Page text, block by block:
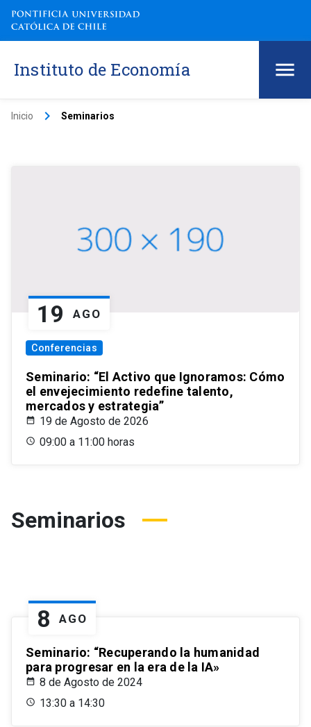
Instituto de Economía
Inicio keyboard_arrow_right Seminarios
19 AGO
Conferencias
Seminario: “El Activo que Ignoramos: Cómo
el envejecimiento redefine talento,
mercados y estrategia”
19 de Agosto de 2026
09:00 a 11:00 horas
Seminarios
8 AGO
Seminario: “Recuperando la humanidad
para progresar en la era de la IA»
8 de Agosto de 2024
13:30 a 14:30